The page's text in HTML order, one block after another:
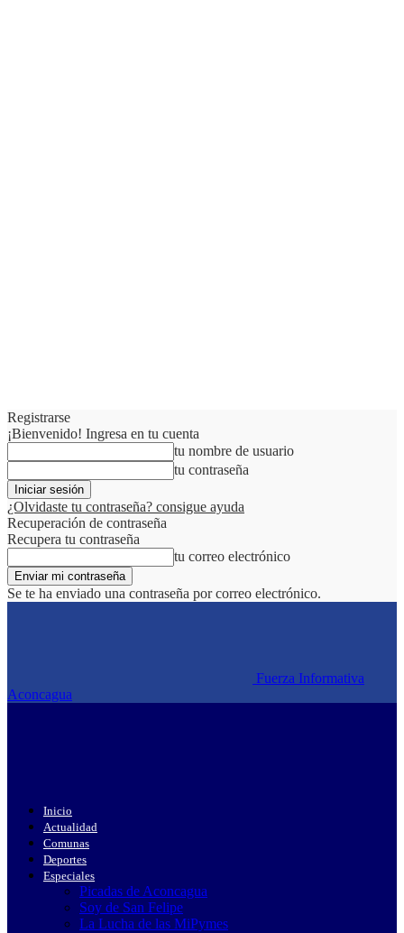
Registrarse
¡Bienvenido! Ingresa en tu cuenta
tu nombre de usuario
tu contraseña
¿Olvidaste tu contraseña? consigue ayuda
Recuperación de contraseña
Recupera tu contraseña
tu correo electrónico
Se te ha enviado una contraseña por correo electrónico.
Fuerza Informativa
Aconcagua
Inicio
Actualidad
Comunas
Deportes
Especiales
Picadas de Aconcagua
Soy de San Felipe
La Lucha de las MiPymes